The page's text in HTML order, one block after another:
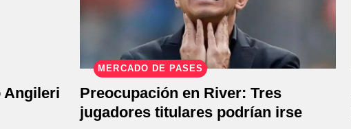
Angileri
MERCADO DE PASES
Preocupación en River: Tres
jugadores titulares podrían irse